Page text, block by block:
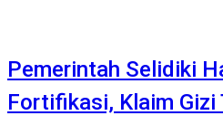
Pemerintah Selidiki
Fortifikasi, Klaim Gizi